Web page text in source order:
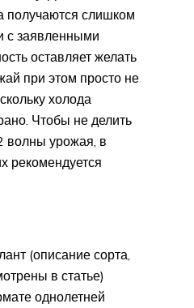
получаются слишком
с заявленными
оставляет желать
при этом просто не
холода
Чтобы не делить
волны урожая, в
рекомендуется
(описание сорта,
в статье)
однолетней